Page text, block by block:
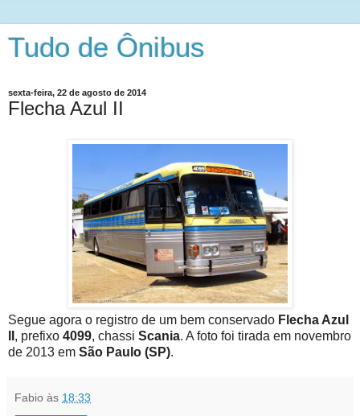
Tudo de Ônibus
sexta-feira, 22 de agosto de 2014
Flecha Azul II
Segue agora o registro de um bem conservado Flecha Azul
, prefixo 4099, chassi Scania. A foto foi tirada em novembro
de 2013 em São Paulo (SP).
Fabio às 18:33